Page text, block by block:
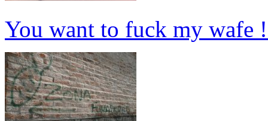
You want to fuck my wafe